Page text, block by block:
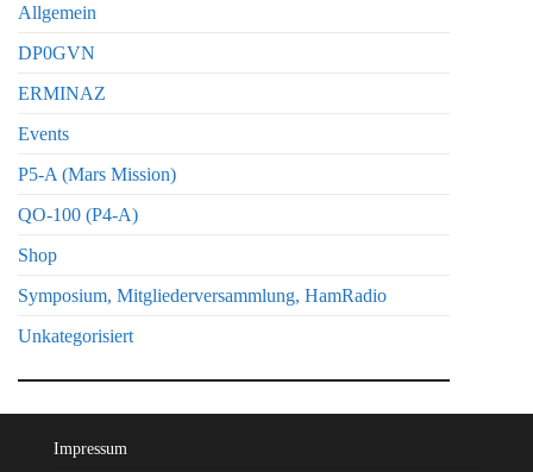
Allgemein
DP0GVN
ERMINAZ
Events
P5-A (Mars Mission)
QO-100 (P4-A)
Shop
Symposium, Mitgliederversammlung, HamRadio
Unkategorisiert
Impressum